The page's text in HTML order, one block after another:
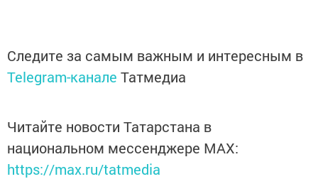
Следите за самым важным и интересным в
Telegram-канале Татмедиа
Читайте новости Татарстана в
национальном мессенджере MАХ:
https://max.ru/tatmedia